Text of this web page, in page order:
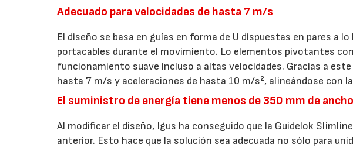
Adecuado para velocidades de hasta 7 m/s
El diseño se basa en guías en forma de U dispuestas en pares a
portacables durante el movimiento. Lo elementos pivotantes
funcionamiento suave incluso a altas velocidades. Gracias a
hasta 7 m/s y aceleraciones de hasta 10 m/s², alineándose con
El suministro de energía tiene menos de 350 mm de
Al modificar el diseño, Igus ha conseguido que la Guidelok
anterior. Esto hace que la solución sea adecuada no sólo para